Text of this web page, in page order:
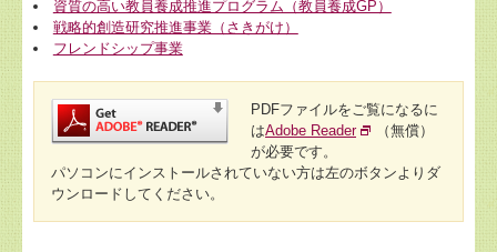
資質の高い教員養成推進プログラム（教員養成GP）
戦略的創造研究推進事業（さきがけ）
フレンドシップ事業
PDFファイルをご覧になるに
はAdobe Reader
（無償）
が必要です。
パソコンにインストールされていない方は左のボタンよりダ
ウンロードしてください。